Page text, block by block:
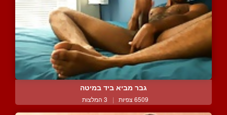
גבר מביא ביד במיטה
6509 צפיות | 3 המלצות